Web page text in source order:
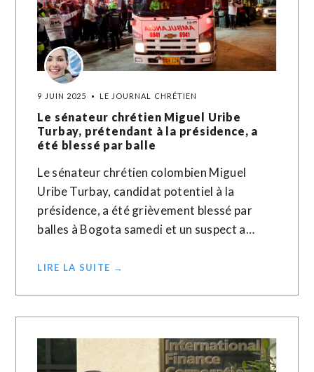
9 JUIN 2025 LE JOURNAL CHRÉTIEN
Le sénateur chrétien Miguel Uribe
Turbay, prétendant à la présidence, a
été blessé par balle
Le sénateur chrétien colombien Miguel
Uribe Turbay, candidat potentiel à la
présidence, a été grièvement blessé par
balles à Bogota samedi et un suspect a…
LIRE LA SUITE →